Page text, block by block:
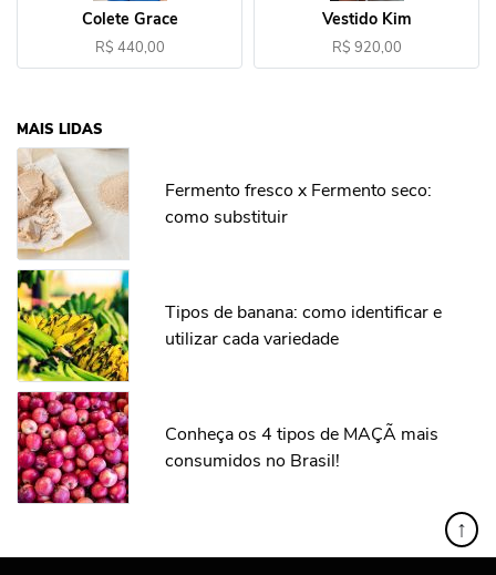
Colete Grace
R$ 440,00
Vestido Kim
R$ 920,00
MAIS LIDAS
Fermento fresco x Fermento seco:
como substituir
Tipos de banana: como identificar e
utilizar cada variedade
Conheça os 4 tipos de MAÇÃ mais
consumidos no Brasil!
↑